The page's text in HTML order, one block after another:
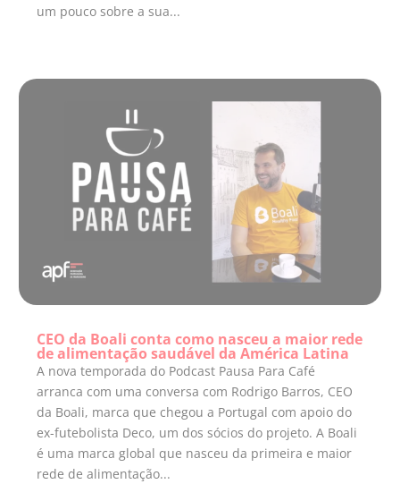
um pouco sobre a sua...
CEO da Boali conta como nasceu a maior rede
de alimentação saudável da América Latina
A nova temporada do Podcast Pausa Para Café
arranca com uma conversa com Rodrigo Barros, CEO
da Boali, marca que chegou a Portugal com apoio do
ex-futebolista Deco, um dos sócios do projeto. A Boali
é uma marca global que nasceu da primeira e maior
rede de alimentação...